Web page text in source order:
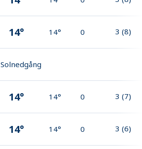
14° 14° 0 3 (8)
Solnedgång
14° 14° 0 3 (7)
14° 14° 0 3 (6)